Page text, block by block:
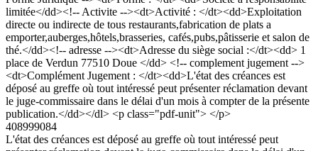
limitée</dd><!-- Activite --><dt>Activité : </dt><dd>Exploitation
directe ou indirecte de tous restaurants,fabrication de plats a
emporter,auberges,hôtels,brasseries, cafés,pubs,pâtisserie et salon de
thé.</dd><!-- adresse --><dt>Adresse du siège social :</dt><dd> 1
place de Verdun 77510 Doue </dd> <!-- complement jugement -->
<dt>Complément Jugement : </dt><dd>L'état des créances est
déposé au greffe où tout intéressé peut présenter réclamation devant
le juge-commissaire dans le délai d'un mois à compter de la présente
publication.</dd></dl> <p class="pdf-unit"> </p>
408999084
L'état des créances est déposé au greffe où tout intéressé peut